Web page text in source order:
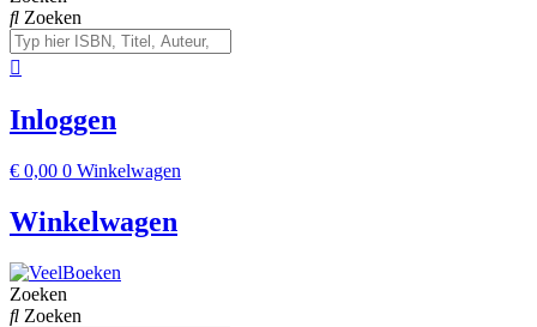
Zoeken
Inloggen
€ 0,00 0 Winkelwagen
Winkelwagen
Zoeken
Zoeken